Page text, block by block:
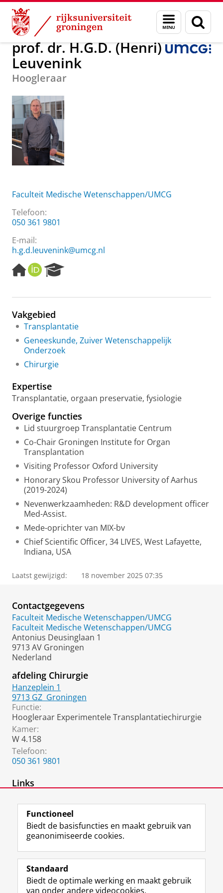
Skip
Content
Skip
Navigation
Menu
en
zoeken
Over ons prof. dr. H.G.D. (Henri) Leuvenink
prof. dr. H.G.D. (Henri)
Leuvenink
Hoogleraar
Faculteit Medische Wetenschappen/UMCG
Telefoon:
050 361 9801
E-mail:
h.g.d.leuvenink@umcg.nl
H
o
e
a
g
e
O
R
I
e
c
h
P
l
Vakgebied
Transplantatie
Geneeskunde, Zuiver Wetenschappelijk
Onderzoek
Chirurgie
Expertise
Transplantatie, orgaan preservatie, fysiologie
Overige functies
Lid stuurgroep Transplantatie Centrum
Co-Chair Groningen Institute for Organ
Transplantation
Visiting Professor Oxford University
Honorary Skou Professor University of Aarhus
(2019-2024)
Nevenwerkzaamheden: R&D development officer
Med-Assist.
Mede-oprichter van MIX-bv
Chief Scientific Officer, 34 LIVES, West Lafayette,
Indiana, USA
Laatst gewijzigd: 18 november 2025 07:35
Contactgegevens
Faculteit Medische Wetenschappen/UMCG
Faculteit Medische Wetenschappen/UMCG
Antonius Deusinglaan 1
9713 AV Groningen
Nederland
afdeling Chirurgie
Hanzeplein 1
9713 GZ Groningen
Functie:
Hoogleraar Experimentele Transplantatiechirurgie
Kamer:
W 4.158
Telefoon:
050 361 9801
Links
Volg de RUG
F
a
e
L
i
k
R
S
-
I
n
t
Y
o
T
Studiekiezers
Functioneel
Biedt de basisfuncties en maakt gebruik van
geanonimiseerde cookies.
Standaard
Biedt de optimale werking en maakt gebruik
van onder andere videocookies.